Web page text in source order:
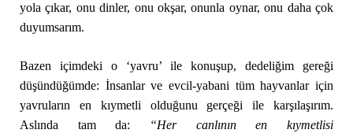
yola çıkar, onu dinler, onu okşar, onunla oynar, onu daha çok
duyumsarım.
Bazen içimdeki o ‘yavru’ ile konuşup, dedeliğim gereği
düşündüğümde: İnsanlar ve evcil-yabani tüm hayvanlar için
yavruların en kıymetli olduğunu gerçeği ile karşılaşırım.
Aslında tam da:
“Her canlının en kıymetlisi